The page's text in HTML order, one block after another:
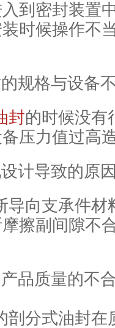
到密封装置
时候操作不
格与设备
封的时候没有
压力值过高
导致的原
支承件材
擦副间隙不
质量的不
式油封在